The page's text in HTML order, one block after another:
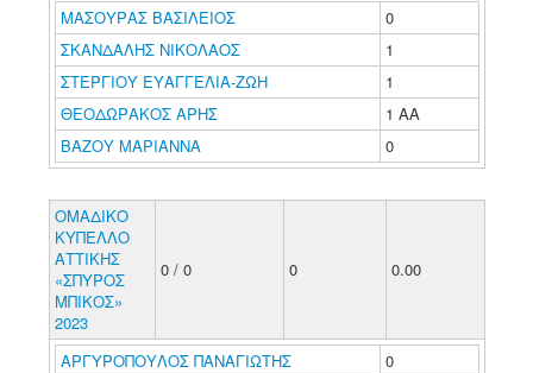
ΜΑΣΟΥΡΑΣ ΒΑΣΙΛΕΙΟΣ
0
ΣΚΑΝΔΑΛΗΣ ΝΙΚΟΛΑΟΣ
1
ΣΤΕΡΓΙΟΥ ΕΥΑΓΓΕΛΙΑ-ΖΩΗ
1
ΘΕΟΔΩΡΑΚΟΣ ΑΡΗΣ
1 ΑΑ
ΒΑΖΟΥ ΜΑΡΙΑΝΝΑ
0
ΟΜΑΔΙΚΟ
ΚΥΠΕΛΛΟ
ΑΤΤΙΚΗΣ
«ΣΠΥΡΟΣ
ΜΠΙΚΟΣ»
2023
0 / 0 0 0.00
ΑΡΓΥΡΟΠΟΥΛΟΣ ΠΑΝΑΓΙΩΤΗΣ 0